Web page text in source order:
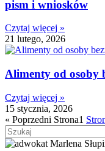
pism i wniosków
Czytaj więcej »
21 lutego, 2026
Alimenty od osoby
Czytaj więcej »
15 stycznia, 2026
« Poprzedni Strona1